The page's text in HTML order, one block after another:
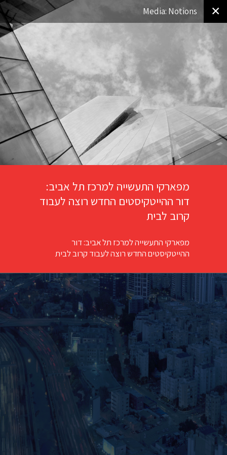
✕
Media: Notions
מפארקי התעשייה למרכז תל אביב:
דור ההייטקיסטים החדש רוצה לעבוד
קרוב לבית
מפארקי התעשייה למרכז תל אביב: דור
ההייטקיסטים החדש רוצה לעבוד קרוב לבית